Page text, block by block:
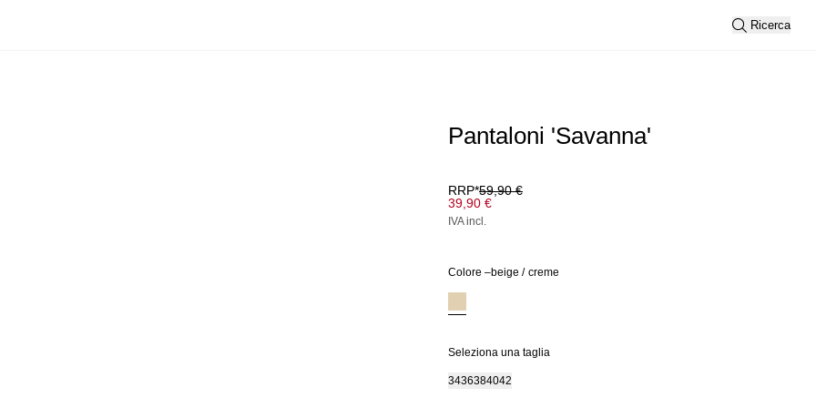
Ricerca
Pantaloni 'Savanna'
RRP*59,90 €
39,90 €
IVA incl.
Colore –beige / creme
Seleziona una taglia
3436384042